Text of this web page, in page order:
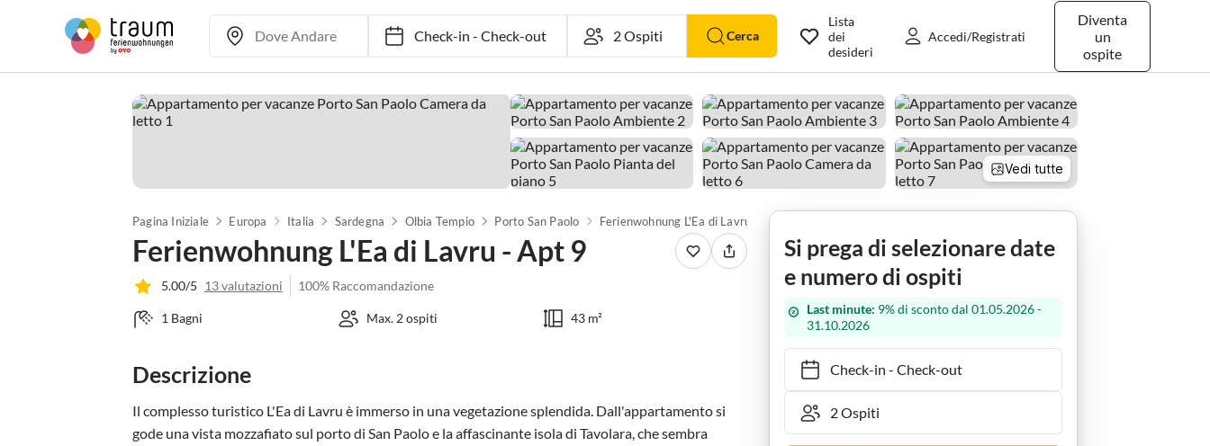
Check-in- Check-out Cerca
Diventa
un
ospite
Lista
dei
desideri
Accedi/Registrati
Vedi tutte
Pagina Iniziale Europa Italia Sardegna Olbia Tempio Porto San Paolo Ferienwohnung L'Ea di Lavru - Apt 9
Ferienwohnung L'Ea di Lavru - Apt 9
5.00/5 13 valutazioni 100% Raccomandazione
1 Bagni Max. 2 ospiti 43 m²
Descrizione
Il complesso turistico L'Ea di Lavru è immerso in una vegetazione splendida. Dall'appartamento si
gode una vista mozzafiato sul porto di San Paolo e la affascinante isola di Tavolara, che sembra
Si prega di selezionare date
e numero di ospiti
Last minute: 9% di sconto dal 01.05.2026 -
31.10.2026
Check-in- Check-out